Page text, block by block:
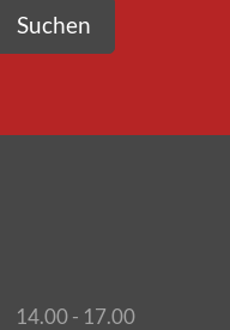
Suchen
14.00 - 17.00